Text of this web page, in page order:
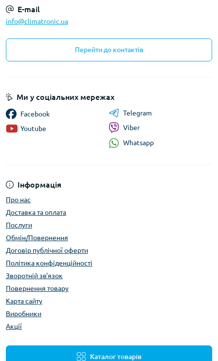
E-mail
info@climatronic.ua
Перейти до контактів
Інформація
Про нас
Доставка та оплата
Послуги
Обмін/Повернення
Договір публічної оферти
Політика конфіденційності
Зворотній зв'язок
Повернення товару
Карта сайту
Виробники
Акції
Каталог товарів
Ми у соціальних мережах
Facebook
Youtube
Telegram
Viber
Whatsapp